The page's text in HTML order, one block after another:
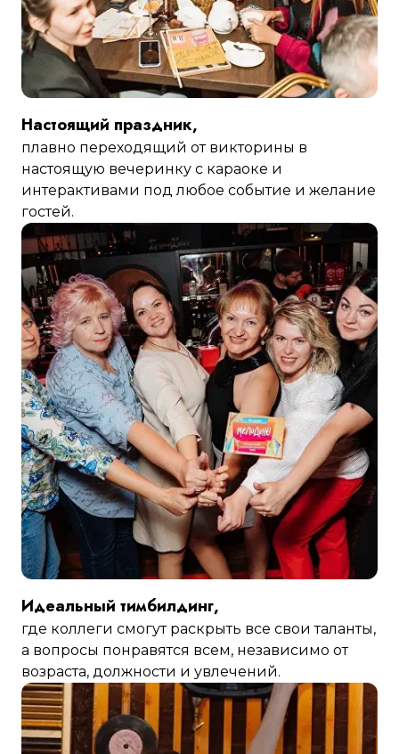
Настоящий праздник,
плавно переходящий от викторины в
настоящую вечеринку с караоке и
интерактивами под любое событие и желание
гостей.
Идеальный тимбилдинг,
где коллеги смогут раскрыть все свои таланты,
а вопросы понравятся всем, независимо от
возраста, должности и увлечений.